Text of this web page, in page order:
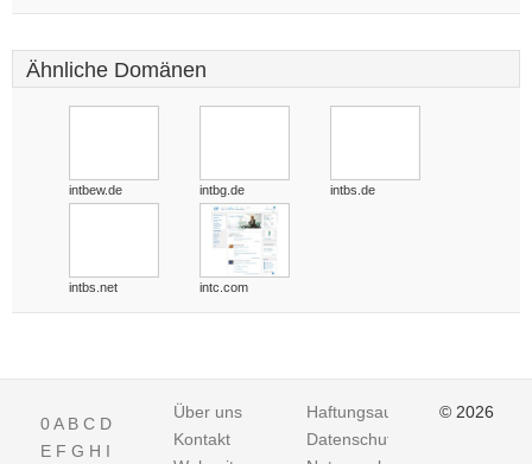
Ähnliche Domänen
intbew.de intbg.de intbs.de
intbs.net intc.com
0A B C D
E F G H I
Über uns
Kontakt
Haftungsausschluss
Datenschutz
© 2026